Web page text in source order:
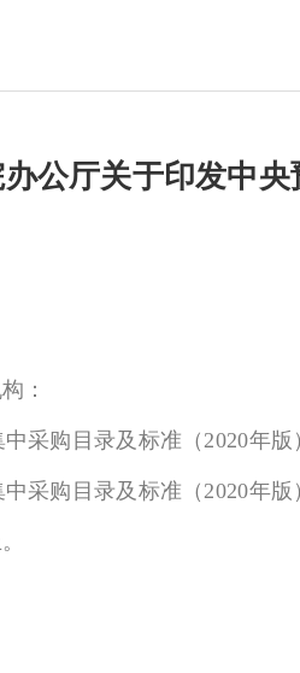
公厅关于印发中
：
采购目录及标准（2020年
采购目录及标准（2020年版